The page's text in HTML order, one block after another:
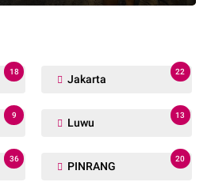
18
Jakarta
22
9
Luwu
13
36
PINRANG
20